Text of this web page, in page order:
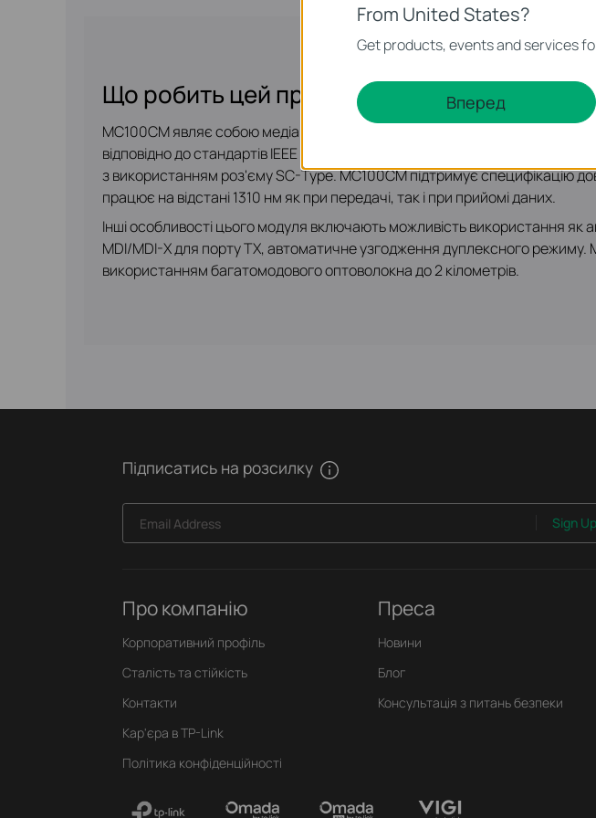
Що робить цей продукт
MC100CM являє собою медіаконвертер, призначений для
відповідно до стандартів IEEE 802.3u 10/100Base-TX і 100Base-FX,
з використанням роз'єму SC-Type. MC100CM підтримує специфікацію
працює на відстані 1310 нм як при передачі, так і при прийомі даних.
Інші особливості цього модуля включають можливість використання
MDI/MDI-X для порту TX, автоматичне узгодження дуплексного режиму.
використанням багатомодового оптоволокна до 2 кілометрів.
Підписатись на розсилку
Email Address Sign Up
Про компанію
Корпоративний профіль
Сталість та стійкість
Контакти
Кар'єра в TP-Link
Політика конфіденційності
Преса
Новини
Блог
Консультація з питань безпеки
From United States?
Get products, events and services
Вперед